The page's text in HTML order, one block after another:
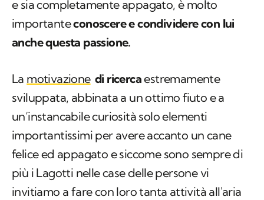
e sia completamente appagato, è molto
importanteconoscere e condividere con lui
anche questa passione.
La motivazione di ricercaestremamente
sviluppata, abbinata a un ottimo fiuto e a
un’instancabile curiosità solo elementi
importantissimi per avere accanto un cane
felice ed appagato e siccome sono sempre di
più i Lagotti nelle case delle persone vi
invitiamo a fare con loro tanta attività all'aria